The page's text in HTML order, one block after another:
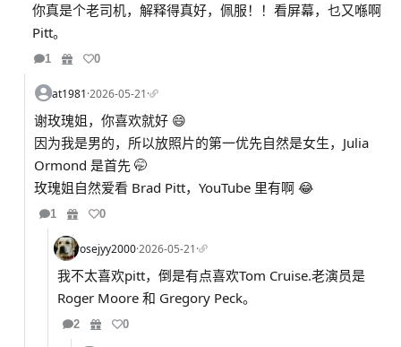
你真是个老司机，解释得真好，佩服！！看屏幕，乜又喺啊
Pitt。
1 0
at1981·2026-05-21·
谢玫瑰姐，你喜欢就好 😄
因为我是男的，所以放照片的第一优先自然是女生，Julia
Ormond 是首先 🤭
玫瑰姐自然爱看 Brad Pitt，YouTube 里有啊 😂
1 0
rosejyy2000·2026-05-21·
我不太喜欢pitt，倒是有点喜欢Tom Cruise.老演员是
Roger Moore 和 Gregory Peck。
2 0